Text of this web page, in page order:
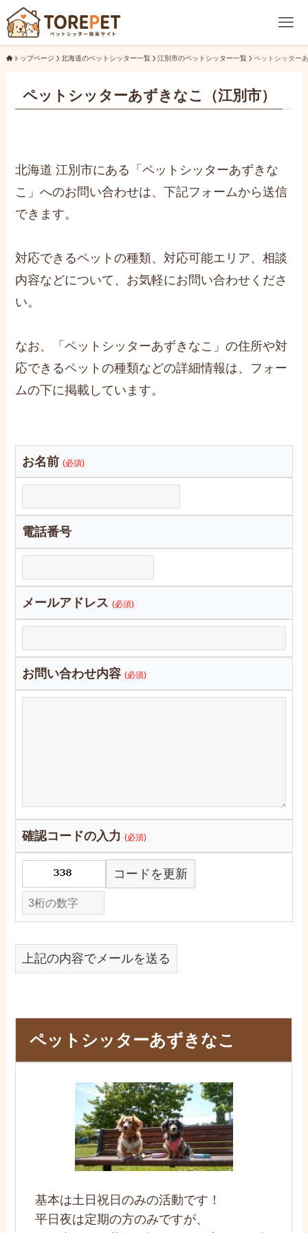
トップページ 北海道のペットシッター一覧 江別市のペットシッター一覧 ペットシッター
ペットシッターあずきなこ（江別市）
北海道 江別市にある「ペットシッターあずきな
こ」へのお問い合わせは、下記フォームから送信
できます。
対応できるペットの種類、対応可能エリア、相談
内容などについて、お気軽にお問い合わせくださ
い。
なお、「ペットシッターあずきなこ」の住所や対
応できるペットの種類などの詳細情報は、フォー
ムの下に掲載しています。
お名前 (必須)
電話番号
メールアドレス (必須)
お問い合わせ内容 (必須)
確認コードの入力(必須)
コードを更新
上記の内容でメールを送る
ペットシッターあずきなこ
基本は土日祝日のみの活動です！
平日夜は定期の方のみですが、